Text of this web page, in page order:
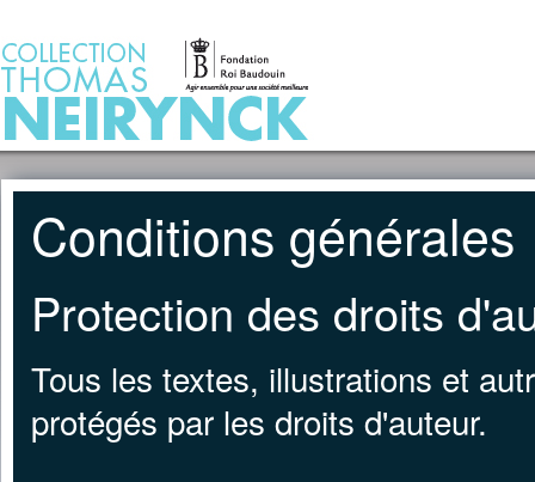
Conditions générales
Protection des droits
Tous les textes, illustrations et
protégés par les droits d'auteur.